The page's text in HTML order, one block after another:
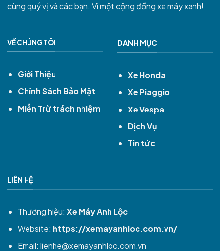
cùng quý vị và các bạn. Vì một cộng đồng xe máy xanh!
VỀ CHÚNG TÔI
Giới Thiệu
Chính Sách Bảo Mật
Miễn Trừ trách nhiệm
DANH MỤC
Xe Honda
Xe Piaggio
Xe Vespa
Dịch Vụ
Tin tức
LIÊN HỆ
Thương hiệu: Xe Máy Anh Lộc
Website: https://xemayanhloc.com.vn/
Email: lienhe@xemayanhloc.com.vn